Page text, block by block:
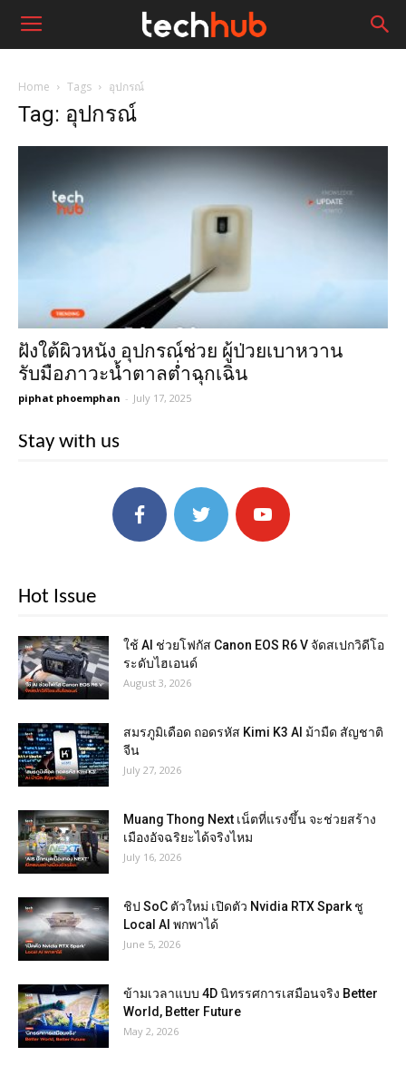
Home Tags อุปกรณ์
Tag: อุปกรณ์
ฝังใต้ผิวหนัง อุปกรณ์ช่วย ผู้ป่วยเบาหวาน
รับมือภาวะน้ำตาลต่ำฉุกเฉิน
piphat phoemphan - July 17, 2025
Stay with us
Hot Issue
ใช้ AI ช่วยโฟกัส Canon EOS R6 V จัดสเปกวิดีโอ
ระดับไฮเอนด์
August 3, 2026
สมรภูมิเดือด ถอดรหัส Kimi K3 AI ม้ามืด สัญชาติ
จีน
July 27, 2026
Muang Thong Next เน็ตที่แรงขึ้น จะช่วยสร้าง
เมืองอัจฉริยะได้จริงไหม
July 16, 2026
ชิป SoC ตัวใหม่ เปิดตัว Nvidia RTX Spark ชู
Local AI พกพาได้
June 5, 2026
ข้ามเวลาแบบ 4D นิทรรศการเสมือนจริง Better
World, Better Future
May 2, 2026